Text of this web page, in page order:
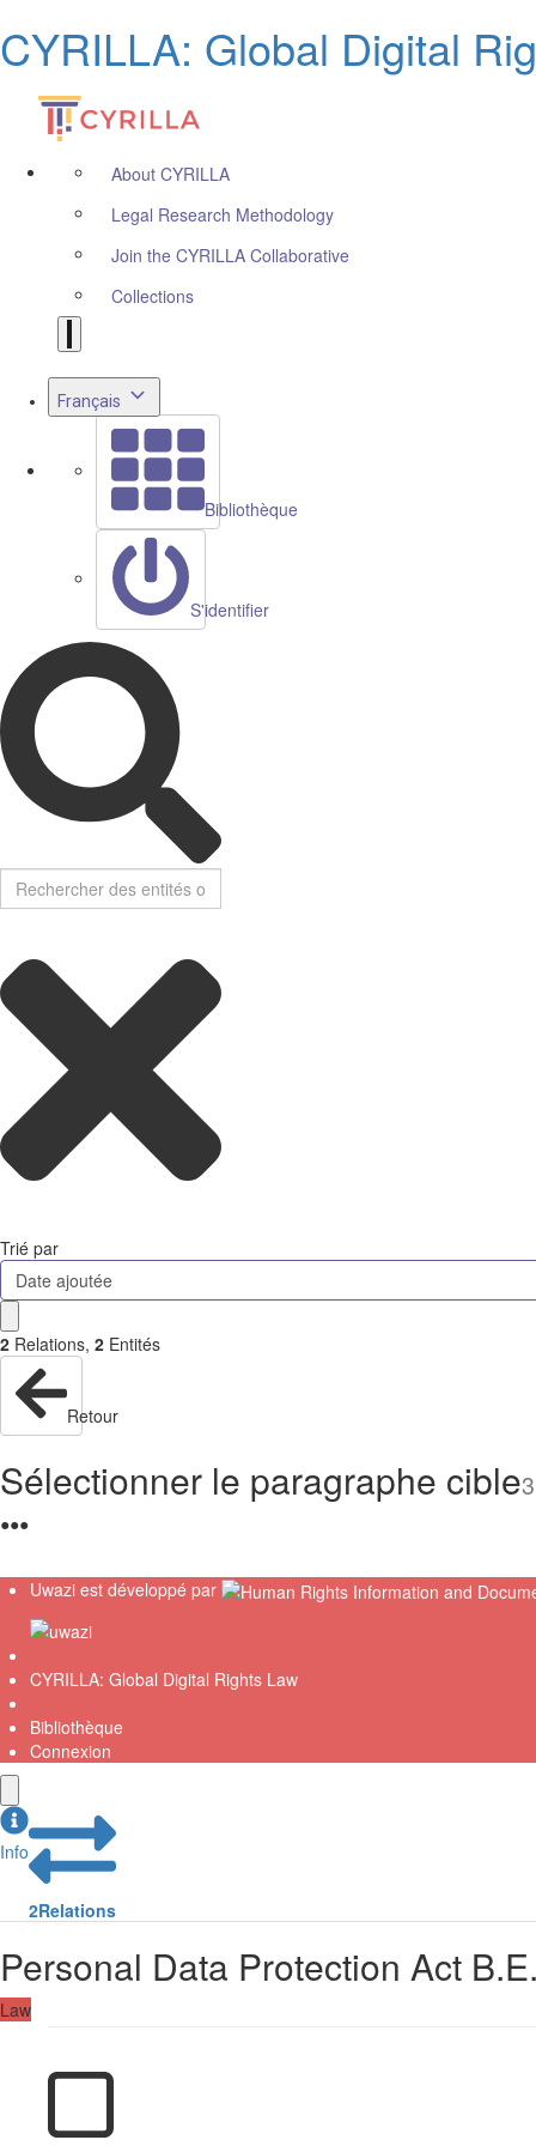
CYRILLA: Global Digital
About CYRILLA
Legal Research Methodology
Join the CYRILLA Collaborative
Collections
Français
Bibliothèque
S'identifier
Trié par
Date ajoutée
2 Relations, 2 Entités
Retour
Sélectionner le paragraphe cible3
●●●
Uwazi est développé par
CYRILLA: Global Digital Rights Law
Bibliothèque
Connexion
Info
2Relations
Personal Data Protection Act
Law